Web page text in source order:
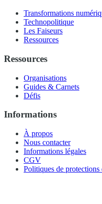
Transformations
Technopolitique
Les Faiseurs
Ressources
Ressources
Organisations
Guides & Carnets
Défis
Informations
À propos
Nous contacter
Informations légales
CGV
Politiques de protections